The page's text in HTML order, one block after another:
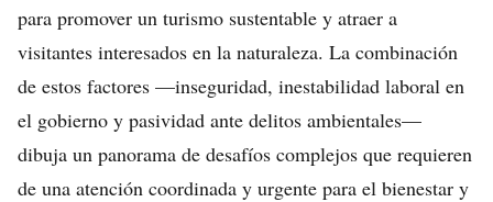
para promover un turismo sustentable y atraer a
visitantes interesados en la naturaleza. La combinación
de estos factores —inseguridad, inestabilidad laboral en
el gobierno y pasividad ante delitos ambientales—
dibuja un panorama de desafíos complejos que requieren
de una atención coordinada y urgente para el bienestar y